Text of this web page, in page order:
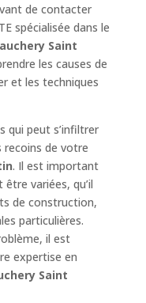
de contacter
spécialisée dans le
Saint
les causes de
et les techniques
qui peut s’infiltrer
recoins de votre
. Il est important
variées, qu’il
de construction,
particulières.
il est
expertise en
Saint